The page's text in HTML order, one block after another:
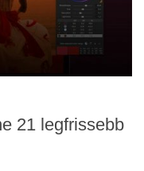
21 legfrissebb